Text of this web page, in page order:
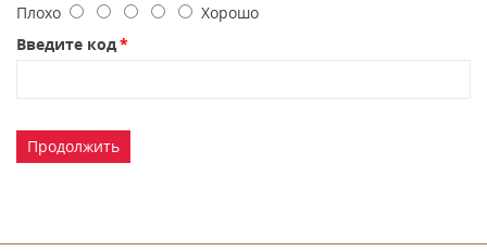
Плохо
Хорошо
Введите код
Продолжить